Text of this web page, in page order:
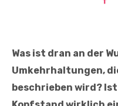
Was ist dran an der
Umkehrhaltungen,
beschrieben wird?